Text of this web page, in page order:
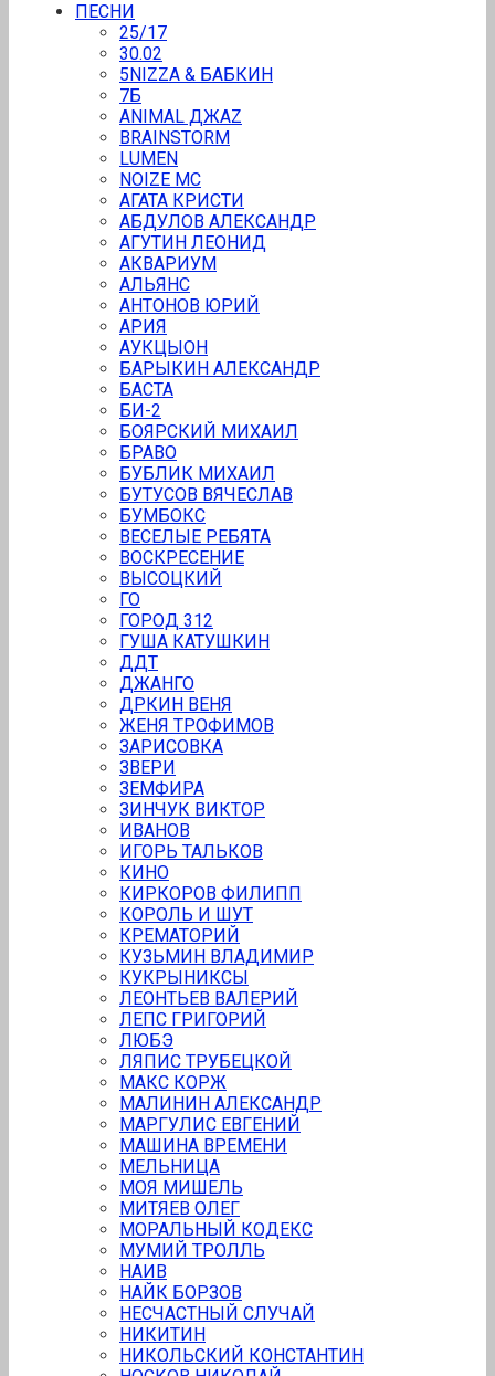
ПЕСНИ
25/17
30.02
5NIZZA & БАБКИН
7Б
ANIMAL ДЖАZ
BRAINSTORM
LUMEN
NOIZE MC
АГАТА КРИСТИ
АБДУЛОВ АЛЕКСАНДР
АГУТИН ЛЕОНИД
АКВАРИУМ
АЛЬЯНС
АНТОНОВ ЮРИЙ
АРИЯ
АУКЦЫОН
БАРЫКИН АЛЕКСАНДР
БАСТА
БИ-2
БОЯРСКИЙ МИХАИЛ
БРАВО
БУБЛИК МИХАИЛ
БУТУСОВ ВЯЧЕСЛАВ
БУMБОКС
ВЕСЕЛЫЕ РЕБЯТА
ВОСКРЕСЕНИЕ
ВЫСОЦКИЙ
ГО
ГОРОД 312
ГУША КАТУШКИН
ДДТ
ДЖАНГО
ДРКИН ВЕНЯ
ЖЕНЯ ТРОФИМОВ
ЗАРИСОВКА
ЗВEРИ
ЗЕМФИРА
ЗИНЧУК ВИКТОР
ИВАНОВ
ИГОРЬ ТАЛЬКОВ
КИНО
КИРКОРОВ ФИЛИПП
КОРОЛЬ И ШУТ
КРЕМАТОРИЙ
КУЗЬМИН ВЛАДИМИР
КУКРЫНИКСЫ
ЛЕОНТЬЕВ ВАЛЕРИЙ
ЛЕПС ГРИГОРИЙ
ЛЮБЭ
ЛЯПИС ТРУБЕЦКОЙ
МАКС КОРЖ
МАЛИНИН АЛЕКСАНДР
МАРГУЛИС ЕВГЕНИЙ
МАШИНА ВРЕМЕНИ
МЕЛЬНИЦА
MОЯ МИШЕЛЬ
МИТЯЕВ ОЛЕГ
МОРАЛЬНЫЙ КОДЕКС
МУМИЙ ТРОЛЛЬ
НАИВ
НАЙК БОРЗОВ
НЕСЧАСТНЫЙ СЛУЧАЙ
НИКИТИН
НИКОЛЬСКИЙ КОНСТАНТИН